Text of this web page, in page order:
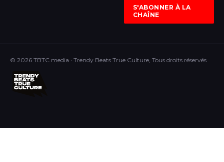
S'ABONNER À LA
CHAÎNE
© 2026 TBTC media · Trendy Beats True Culture, Tous droits réservés